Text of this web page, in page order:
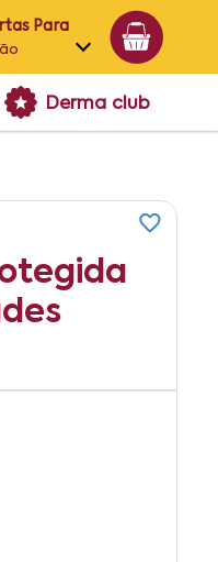
Para
Alagoas
Derma club